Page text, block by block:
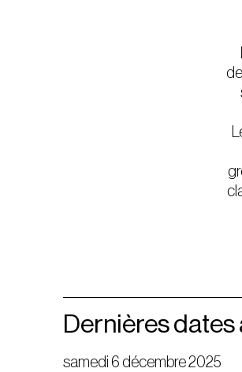
Dernières dates
samedi 6 décembre 2025